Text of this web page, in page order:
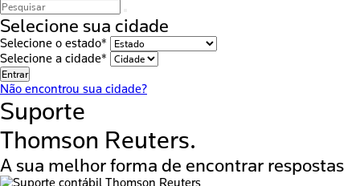
Selecione sua cidade
Selecione o estado*
Selecione a cidade*
Entrar
Não encontrou sua cidade?
Suporte
Thomson Reuters.
A sua melhor forma de encontrar respostas